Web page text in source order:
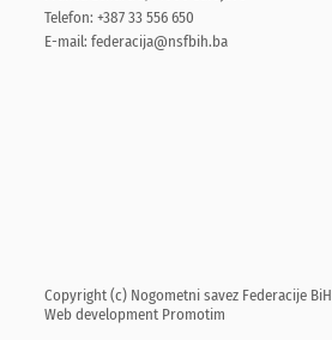
Telefon: +387 33 556 650
E-mail: federacija@nsfbih.ba
Copyright (c) Nogometni savez Federacije BiH
Web development Promotim